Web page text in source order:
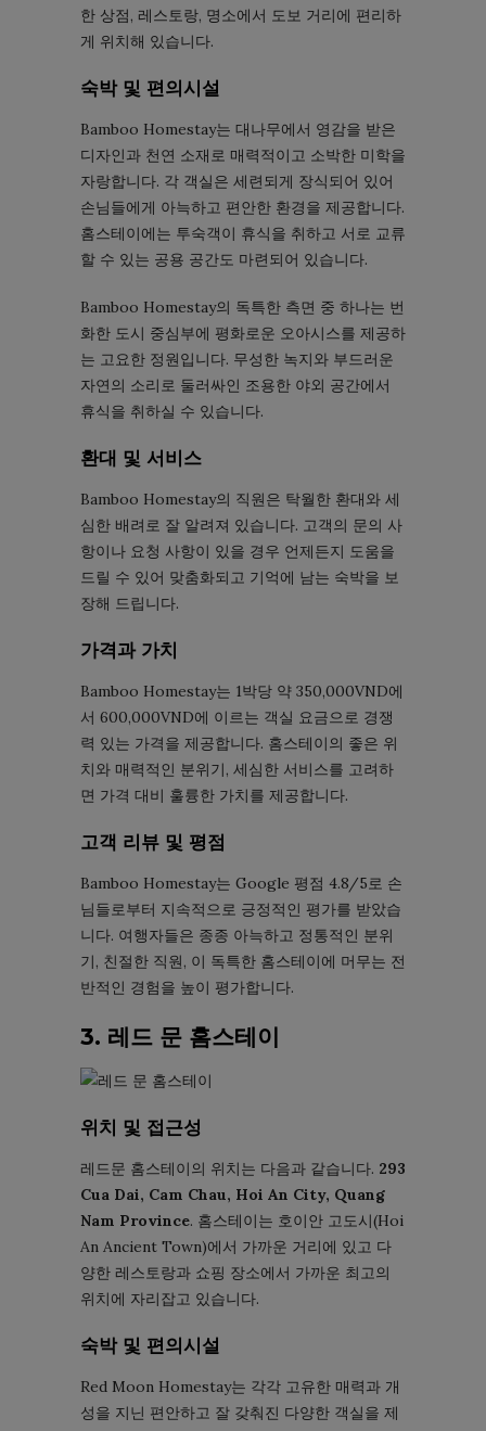
한 상점, 레스토랑, 명소에서 도보 거리에 편리하
게 위치해 있습니다.
숙박 및 편의시설
Bamboo Homestay는 대나무에서 영감을 받은
디자인과 천연 소재로 매력적이고 소박한 미학을
자랑합니다. 각 객실은 세련되게 장식되어 있어
손님들에게 아늑하고 편안한 환경을 제공합니다.
홈스테이에는 투숙객이 휴식을 취하고 서로 교류
할 수 있는 공용 공간도 마련되어 있습니다.
Bamboo Homestay의 독특한 측면 중 하나는 번
화한 도시 중심부에 평화로운 오아시스를 제공하
는 고요한 정원입니다. 무성한 녹지와 부드러운
자연의 소리로 둘러싸인 조용한 야외 공간에서
휴식을 취하실 수 있습니다.
환대 및 서비스
Bamboo Homestay의 직원은 탁월한 환대와 세
심한 배려로 잘 알려져 있습니다. 고객의 문의 사
항이나 요청 사항이 있을 경우 언제든지 도움을
드릴 수 있어 맞춤화되고 기억에 남는 숙박을 보
장해 드립니다.
가격과 가치
Bamboo Homestay는 1박당 약 350,000VND에
서 600,000VND에 이르는 객실 요금으로 경쟁
력 있는 가격을 제공합니다. 홈스테이의 좋은 위
치와 매력적인 분위기, 세심한 서비스를 고려하
면 가격 대비 훌륭한 가치를 제공합니다.
고객 리뷰 및 평점
Bamboo Homestay는 Google 평점 4.8/5로 손
님들로부터 지속적으로 긍정적인 평가를 받았습
니다. 여행자들은 종종 아늑하고 정통적인 분위
기, 친절한 직원, 이 독특한 홈스테이에 머무는 전
반적인 경험을 높이 평가합니다.
3. 레드 문 홈스테이
위치 및 접근성
레드문 홈스테이의 위치는 다음과 같습니다. 293
Cua Dai, Cam Chau, Hoi An City, Quang
Nam Province. 홈스테이는 호이안 고도시(Hoi
An Ancient Town)에서 가까운 거리에 있고 다
양한 레스토랑과 쇼핑 장소에서 가까운 최고의
위치에 자리잡고 있습니다.
숙박 및 편의시설
Red Moon Homestay는 각각 고유한 매력과 개
성을 지닌 편안하고 잘 갖춰진 다양한 객실을 제